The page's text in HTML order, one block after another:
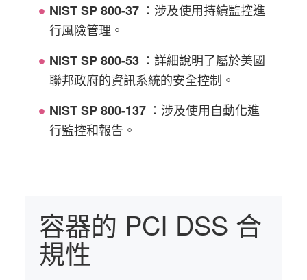
NIST SP 800-37 ：涉及使用持續監控進
行風險管理。
NIST SP 800-53 ：詳細說明了屬於美國
聯邦政府的資訊系統的安全控制。
NIST SP 800-137 ：涉及使用自動化進
行監控和報告。
容器的 PCI DSS 合
規性